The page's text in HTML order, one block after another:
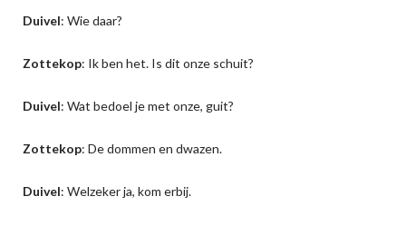
Duivel: Wie daar?
Zottekop: Ik ben het. Is dit onze schuit?
Duivel: Wat bedoel je met onze, guit?
Zottekop: De dommen en dwazen.
Duivel: Welzeker ja, kom erbij.